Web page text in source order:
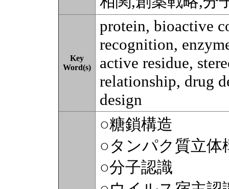
Key
Word(s)
protein, bioactive
recognition,
active residue,
relationship, drug
design
○糖鎖構造
○タンパク質立体
○分子認識